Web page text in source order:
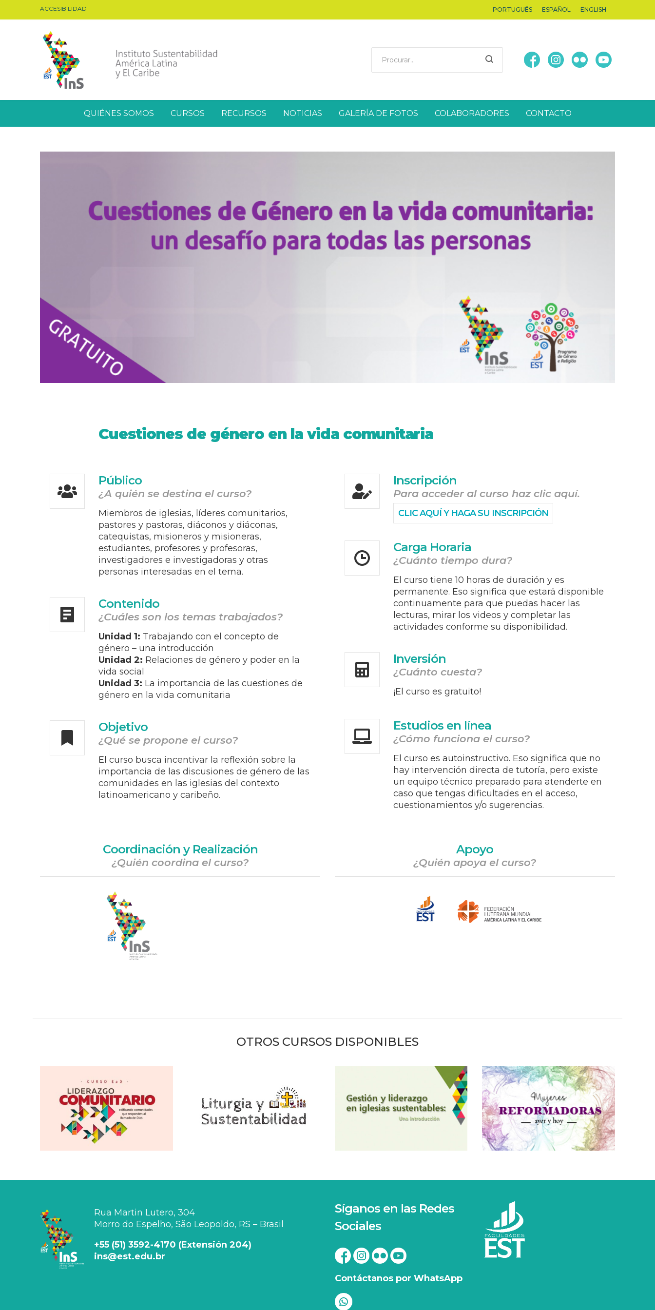
ACCESIBILIDAD PORTUGUÊS ESPAÑOL ENGLISH
QUIÉNES SOMOS CURSOS RECURSOS NOTICIAS GALERÍA DE FOTOS COLABORADORES CONTACTO
Cuestiones de género en la vida comunitaria
Público
¿A quién se destina el curso?
Miembros de iglesias, líderes comunitarios,
pastores y pastoras, diáconos y diáconas,
catequistas, misioneros y misioneras,
estudiantes, profesores y profesoras,
investigadores e investigadoras y otras
personas interesadas en el tema.
Contenido
¿Cuáles son los temas trabajados?
Unidad 1: Trabajando con el concepto de
género – una introducción
Unidad 2: Relaciones de género y poder en la
vida social
Unidad 3: La importancia de las cuestiones de
género en la vida comunitaria
Objetivo
¿Qué se propone el curso?
El curso busca incentivar la reflexión sobre la
importancia de las discusiones de género de las
comunidades en las iglesias del contexto
latinoamericano y caribeño.
Inscripción
Para acceder al curso haz clic aquí.
CLIC AQUÍ Y HAGA SU INSCRIPCIÓN
Carga Horaria
¿Cuánto tiempo dura?
El curso tiene 10 horas de duración y es
permanente. Eso significa que estará disponible
continuamente para que puedas hacer las
lecturas, mirar los videos y completar las
actividades conforme su disponibilidad.
Inversión
¿Cuánto cuesta?
¡El curso es gratuito!
Estudios en línea
¿Cómo funciona el curso?
El curso es autoinstructivo. Eso significa que no
hay intervención directa de tutoría, pero existe
un equipo técnico preparado para atenderte en
caso que tengas dificultades en el acceso,
cuestionamientos y/o sugerencias.
Coordinación y Realización
¿Quién coordina el curso?
Apoyo
¿Quién apoya el curso?
OTROS CURSOS DISPONIBLES
Rua Martin Lutero, 304
Morro do Espelho, São Leopoldo, RS – Brasil
+55 (51) 3592-4170 (Extensión 204)
ins@est.edu.br
Síganos en las Redes
Sociales
Contáctanos por WhatsApp